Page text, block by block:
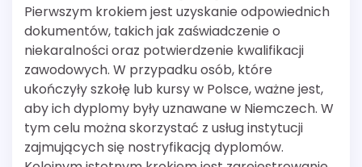
Pierwszym krokiem jest uzyskanie odpowiednich
dokumentów, takich jak zaświadczenie o
niekaralności oraz potwierdzenie kwalifikacji
zawodowych. W przypadku osób, które
ukończyły szkołę lub kursy w Polsce, ważne jest,
aby ich dyplomy były uznawane w Niemczech. W
tym celu można skorzystać z usług instytucji
zajmujących się nostryfikacją dyplomów.